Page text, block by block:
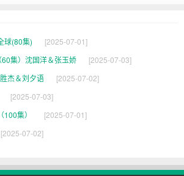
，把孔奇力给乐得直搓手。
件新衣服吗？小丽，你也去赶集
说着，一边把衣服往身上拽了拽。
聊天，一边往村里走。这孔奇
球(80集)
[2025-07-01]
集）沈国洋＆张玉娇
[2025-07-03]
杰＆刘夕语
[2025-07-02]
[2025-07-03]
集）
[2025-07-01]
[2025-07-02]